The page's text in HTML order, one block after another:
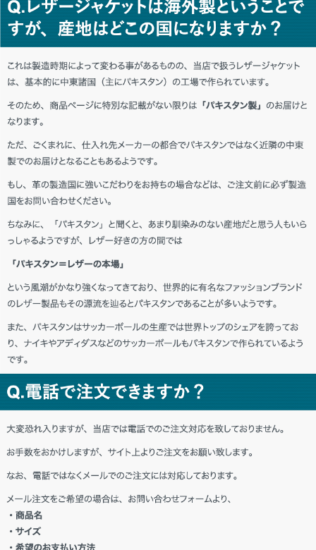
愛媛県 Y・D様「ヘビロテします。」
神奈川県 K・K様「良い物を買えた。最
高！！」